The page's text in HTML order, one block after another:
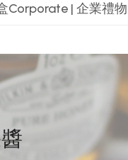
Corporate | 企業禮物